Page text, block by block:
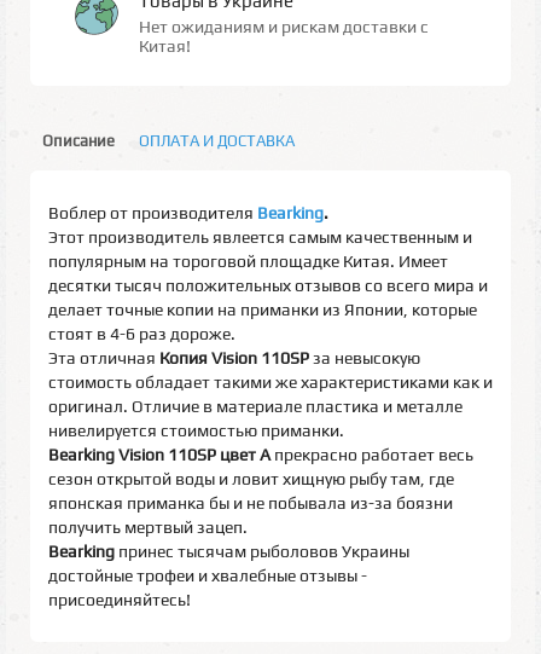
Нет ожиданиям и рискам доставки с
Китая!
Описание ОПЛАТА И ДОСТАВКА
Воблер от производителя Bearking.
Этот производитель явлеется самым качественным и
популярным на тороговой площадке Китая. Имеет
десятки тысяч положительных отзывов со всего мира и
делает точные копии на приманки из Японии, которые
стоят в 4-6 раз дороже.
Эта отличная Копия Vision 110SPза невысокую
стоимость обладает такими же характеристиками как и
оригинал. Отличие в материале пластика и металле
нивелируется стоимостью приманки.
Bearking Vision 110SP цвет A прекрасно работает весь
сезон открытой воды и ловит хищную рыбу там, где
японская приманка бы и не побывала из-за боязни
получить мертвый зацеп.
Bearking принес тысячам рыболовов Украины
достойные трофеи и хвалебные отзывы -
присоединяйтесь!